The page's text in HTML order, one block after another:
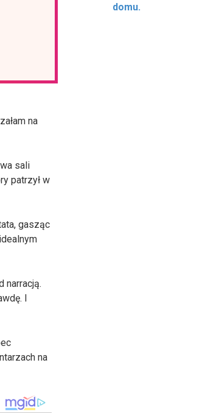
na
sali
patrzył w
gasząc
narracją.
I
na
domu.